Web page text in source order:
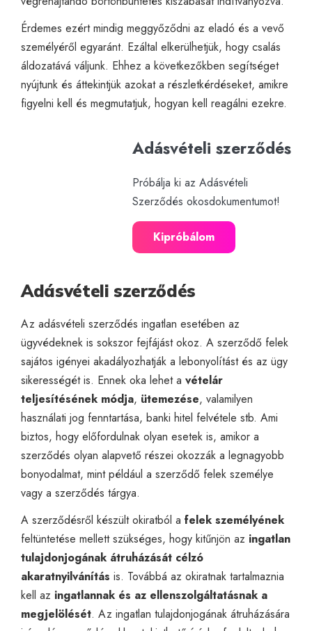
Érdemes ezért mindig meggyőződni az eladó és a vevő
személyéről egyaránt. Ezáltal elkerülhetjük, hogy csalás
áldozatává váljunk. Ehhez a következőkben segítséget
nyújtunk és áttekintjük azokat a részletkérdéseket, amikre
figyelni kell és megmutatjuk, hogyan kell reagálni ezekre.
Adásvételi szerződés
Próbálja ki az Adásvételi
Szerződés okosdokumentumot!
Kipróbálom
Adásvételi szerződés
Az adásvételi szerződés ingatlan esetében az
ügyvédeknek is sokszor fejfájást okoz. A szerződő felek
sajátos igényei akadályozhatják a lebonyolítást és az ügy
sikerességét is. Ennek oka lehet a vételár
teljesítésének módja, ütemezése, valamilyen
használati jog fenntartása, banki hitel felvétele stb. Ami
biztos, hogy előfordulnak olyan esetek is, amikor a
szerződés olyan alapvető részei okozzák a legnagyobb
bonyodalmat, mint például a szerződő felek személye
vagy a szerződés tárgya.
A szerződésről készült okiratból a felek személyének
feltüntetése mellett szükséges, hogy kitűnjön az ingatlan
tulajdonjogának átruházását célzó
akaratnyilvánítás is. Továbbá az okiratnak tartalmaznia
kell az ingatlannak és az ellenszolgáltatásnak a
megjelölését. Az ingatlan tulajdonjogának átruházására